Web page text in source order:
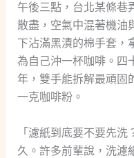
午後三點，台北某條巷
散盡，空氣中混著機油
下沾滿黑漬的棉手套，
為自己沖一杯咖啡。四
年，雙手能拆解最頑固
一克咖啡粉。
「濾紙到底要不要先
久。許多前輩說，洗濾